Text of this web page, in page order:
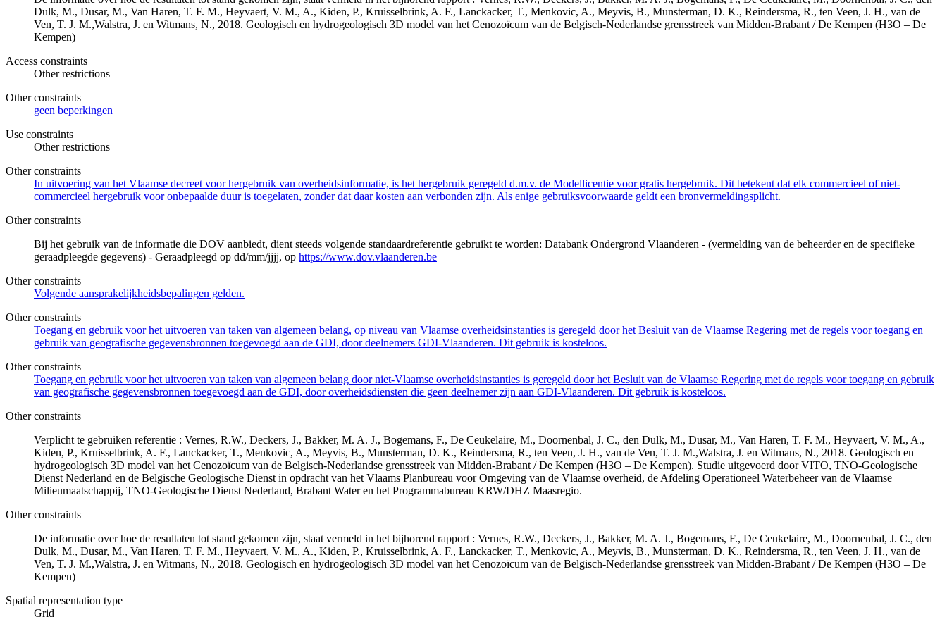
Dulk, M., Dusar, M., Van Haren, T. F. M., Heyvaert, V. M., A., Kiden, P., Kruisselbrink, A. F., Lanckacker, T., Menkovic, A., Meyvis, B., Munsterman, D. K., Reindersma, R., ten Veen, J. H., van de
Ven, T. J. M.,Walstra, J. en Witmans, N., 2018. Geologisch en hydrogeologisch 3D model van het Cenozoïcum van de Belgisch-Nederlandse grensstreek van Midden-Brabant / De Kempen (H3O – De
Kempen)
Access constraints
Other restrictions
Other constraints
geen beperkingen
Use constraints
Other restrictions
Other constraints
In uitvoering van het Vlaamse decreet voor hergebruik van overheidsinformatie, is het hergebruik geregeld d.m.v. de Modellicentie voor gratis hergebruik. Dit betekent dat elk commercieel of niet-
commercieel hergebruik voor onbepaalde duur is toegelaten, zonder dat daar kosten aan verbonden zijn. Als enige gebruiksvoorwaarde geldt een bronvermeldingsplicht.
Other constraints
Bij het gebruik van de informatie die DOV aanbiedt, dient steeds volgende standaardreferentie gebruikt te worden: Databank Ondergrond Vlaanderen - (vermelding van de beheerder en de specifieke
geraadpleegde gegevens) - Geraadpleegd op dd/mm/jjjj, op https://www.dov.vlaanderen.be
Other constraints
Volgende aansprakelijkheidsbepalingen gelden.
Other constraints
Toegang en gebruik voor het uitvoeren van taken van algemeen belang, op niveau van Vlaamse overheidsinstanties is geregeld door het Besluit van de Vlaamse Regering met de regels voor toegang en
gebruik van geografische gegevensbronnen toegevoegd aan de GDI, door deelnemers GDI-Vlaanderen. Dit gebruik is kosteloos.
Other constraints
Toegang en gebruik voor het uitvoeren van taken van algemeen belang door niet-Vlaamse overheidsinstanties is geregeld door het Besluit van de Vlaamse Regering met de regels voor toegang en gebruik
van geografische gegevensbronnen toegevoegd aan de GDI, door overheidsdiensten die geen deelnemer zijn aan GDI-Vlaanderen. Dit gebruik is kosteloos.
Other constraints
Verplicht te gebruiken referentie : Vernes, R.W., Deckers, J., Bakker, M. A. J., Bogemans, F., De Ceukelaire, M., Doornenbal, J. C., den Dulk, M., Dusar, M., Van Haren, T. F. M., Heyvaert, V. M., A.,
Kiden, P., Kruisselbrink, A. F., Lanckacker, T., Menkovic, A., Meyvis, B., Munsterman, D. K., Reindersma, R., ten Veen, J. H., van de Ven, T. J. M.,Walstra, J. en Witmans, N., 2018. Geologisch en
hydrogeologisch 3D model van het Cenozoïcum van de Belgisch-Nederlandse grensstreek van Midden-Brabant / De Kempen (H3O – De Kempen). Studie uitgevoerd door VITO, TNO-Geologische
Dienst Nederland en de Belgische Geologische Dienst in opdracht van het Vlaams Planbureau voor Omgeving van de Vlaamse overheid, de Afdeling Operationeel Waterbeheer van de Vlaamse
Milieumaatschappij, TNO-Geologische Dienst Nederland, Brabant Water en het Programmabureau KRW/DHZ Maasregio.
Other constraints
De informatie over hoe de resultaten tot stand gekomen zijn, staat vermeld in het bijhorend rapport : Vernes, R.W., Deckers, J., Bakker, M. A. J., Bogemans, F., De Ceukelaire, M., Doornenbal, J. C., den
Dulk, M., Dusar, M., Van Haren, T. F. M., Heyvaert, V. M., A., Kiden, P., Kruisselbrink, A. F., Lanckacker, T., Menkovic, A., Meyvis, B., Munsterman, D. K., Reindersma, R., ten Veen, J. H., van de
Ven, T. J. M.,Walstra, J. en Witmans, N., 2018. Geologisch en hydrogeologisch 3D model van het Cenozoïcum van de Belgisch-Nederlandse grensstreek van Midden-Brabant / De Kempen (H3O – De
Kempen)
Spatial representation type
Grid